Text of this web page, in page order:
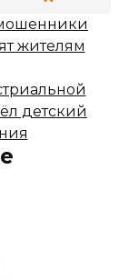
жителям
детский